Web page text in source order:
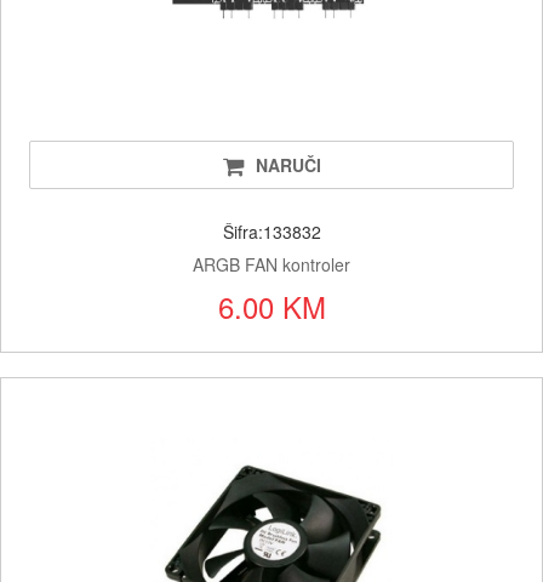
NARUČI
Šifra:133832
ARGB FAN kontroler
6.00 KM